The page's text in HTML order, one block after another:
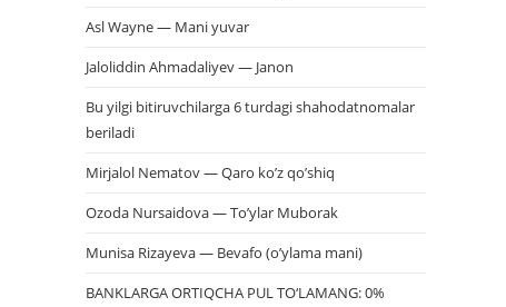
Asl Wayne — Mani yuvar
Jaloliddin Ahmadaliyev — Janon
Bu yilgi bitiruvchilarga 6 turdagi shahodatnomalar
beriladi
Mirjalol Nematov — Qaro ko’z qo’shiq
Ozoda Nursaidova — To’ylar Muborak
Munisa Rizayeva — Bevafo (o’ylama mani)
BANKLARGA ORTIQCHA PUL TO‘LAMANG: 0%